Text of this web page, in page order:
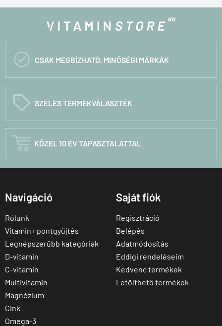
 CSAK MEGBÍZHATÓ, MINŐSÉGI MÁRKÁK
C SZÉLES TERMÉKVÁLASZTÉK
 KÖZEL 10 ÉV TAPASZTALATTAL
Navigáció
Rólunk
Vitamin+ pontgyűjtés
Legnépszerűbb kategóriák
D-vitamin
C-vitamin
Multivitamin
Magnézium
Cink
Omega-3
Saját fiók
Regisztráció
Belépés
Adatmódosítás
Eddigi rendeléseim
Kedvenc termékek
Letölthető termékek